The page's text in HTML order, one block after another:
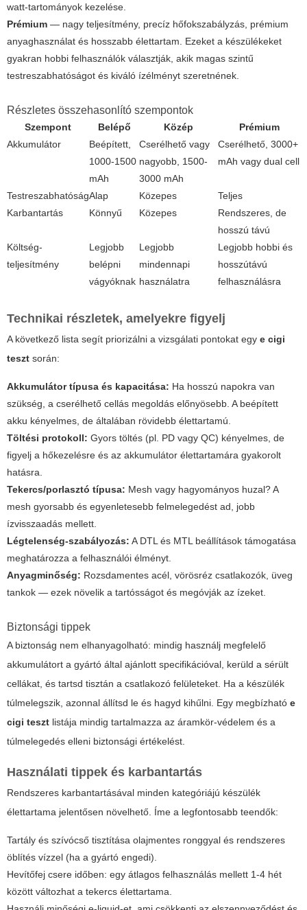
watt-tartományok kezelése.
Prémium — nagy teljesítmény, precíz hőfokszabályzás, prémium
anyaghasználat és hosszabb élettartam. Ezeket a készülékeket
gyakran hobbi felhasználók választják, akik magas szintű
testreszabhatóságot és kiváló ízélményt szeretnének.
Részletes összehasonlító szempontok
Szempont Belépő Közép
Prémium
Akkumulátor
Beépített,
1000-1500
mAh
Cserélhető vagy
nagyobb, 1500-
3000 mAh
Cserélhető, 3000+
mAh vagy dual cell
TestreszabhatóságAlap Közepes
Teljes
Karbantartás
Könnyű Közepes
Rendszeres, de
hosszú távú
Költség-
teljesítmény
Legjobb
belépni
vágyóknak
Legjobb
mindennapi
használatra
Legjobb hobbi és
hosszútávú
felhasználásra
Technikai részletek, amelyekre figyelj
A következő lista segít priorizálni a vizsgálati pontokat egy e cigi
teszt során:
Akkumulátor típusa és kapacitása: Ha hosszú napokra van
szükség, a cserélhető cellás megoldás előnyösebb. A beépített
akku kényelmes, de általában rövidebb élettartamú.
Töltési protokoll: Gyors töltés (pl. PD vagy QC) kényelmes, de
figyelj a hőkezelésre és az akkumulátor élettartamára gyakorolt
hatásra.
Tekercs/porlasztó típusa: Mesh vagy hagyományos huzal? A
mesh gyorsabb és egyenletesebb felmelegedést ad, jobb
ízvisszaadás mellett.
Légtelenség-szabályozás: A DTL és MTL beállítások támogatása
meghatározza a felhasználói élményt.
Anyagminőség: Rozsdamentes acél, vörösréz csatlakozók, üveg
tankok — ezek növelik a tartósságot és megóvják az ízeket.
Biztonsági tippek
A biztonság nem elhanyagolható: mindig használj megfelelő
akkumulátort a gyártó által ajánlott specifikációval, kerüld a sérült
cellákat, és tartsd tisztán a csatlakozó felületeket. Ha a készülék
túlmelegszik, azonnal állítsd le és hagyd kihűlni. Egy megbízható e
cigi teszt listája mindig tartalmazza az áramkör-védelem és a
túlmelegedés elleni biztonsági értékelést.
Használati tippek és karbantartás
Rendszeres karbantartásával minden kategóriájú készülék
élettartama jelentősen növelhető. Íme a legfontosabb teendők:
Tartály és szívócső tisztítása olajmentes ronggyal és rendszeres
öblítés vízzel (ha a gyártó engedi).
Hevítőfej csere időben: egy átlagos felhasználás mellett 1-4 hét
között változhat a tekercs élettartama.